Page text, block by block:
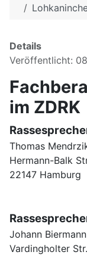
Details
Veröffentlicht:
im ZDRK
Thomas
Hermann-Balk
22147 Hamburg
Johann Biermann
Vardingholter